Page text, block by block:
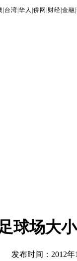
台湾 |华人 |侨网 财经 |金融 |
球场大小
发布时间：2012年